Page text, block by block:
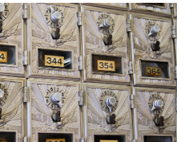
KRÁSA
MUŽI
PRODUKTY